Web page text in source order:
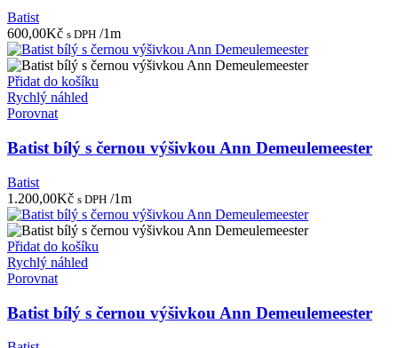
Batist
600,00Kč s DPH /1m
Přidat do košíku
Rychlý náhled
Porovnat
Batist bílý s černou výšivkou Ann Demeulemeester
Batist
1.200,00Kč s DPH /1m
Přidat do košíku
Rychlý náhled
Porovnat
Batist bílý s černou výšivkou Ann Demeulemeester